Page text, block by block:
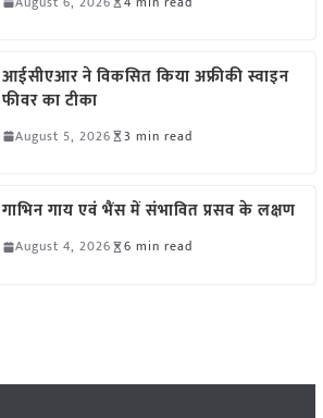
आईसीएआर ने विकसित किया अफ्रीकी स्वाइन
फीवर का टीका
August 5, 2026 3 min read
गाभिन गाय एवं भैंस में संभावित प्रसव के लक्षण
August 4, 2026 6 min read